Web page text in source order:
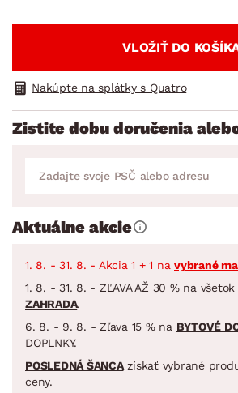
VLOŽIŤ DO
Nakúpte na splátky s Quatro
Zistite dobu doručenia
Aktuálne akcie
1. 8. - 31. 8. - Akcia 1 + 1 na vybrané
1. 8. - 31. 8. - ZĽAVA AŽ 30 % na
ZAHRADA.
6. 8. - 9. 8. - Zľava 15 % na BYTOVÉ
DOPLNKY.
POSLEDNÁ ŠANCAzískať vybrané
ceny.